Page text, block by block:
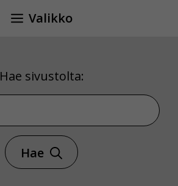
Valikko
Hae sivustolta:
Hae sivustolta
Hae